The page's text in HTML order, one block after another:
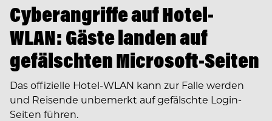
Cyberangriffe auf Hotel-
WLAN: Gäste landen auf
gefälschten Microsoft-Seiten
Das offizielle Hotel-WLAN kann zur Falle werden
und Reisende unbemerkt auf gefälschte Login-
Seiten führen.